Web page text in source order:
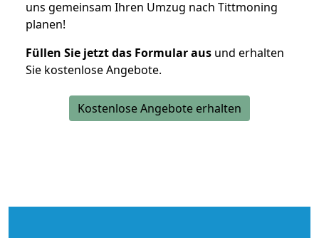
uns gemeinsam Ihren Umzug nach Tittmoning
planen!
Füllen Sie jetzt das Formular aus und erhalten
Sie kostenlose Angebote.
Kostenlose Angebote erhalten